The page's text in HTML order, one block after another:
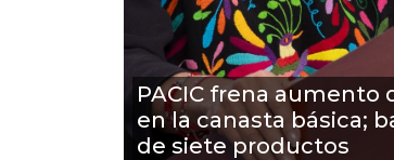
PACIC frena aumento
en la canasta básica;
de siete productos